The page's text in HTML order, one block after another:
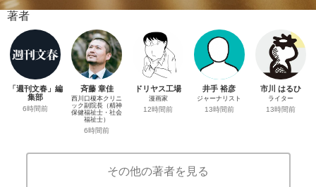
著者
「週刊文春」編
集部
6時間前
斉藤 章佳
西川口榎本クリニ
ック副院長（精神
保健福祉士・社会
福祉士）
6時間前
ドリヤス工場
漫画家
12時間前
井手 裕彦
ジャーナリスト
13時間前
市川 はるひ
ライター
13時間前
その他の著者を見る